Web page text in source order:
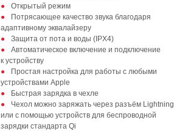
Открытый режим
Потрясающее качество звука благодаря
адаптивному эквалайзеру
Защита от пота и воды (IPX4)
Автоматическое включение и подключение
к устройству
Простая настройка для работы с любыми
устройствами Apple
Быстрая зарядка в чехле
Чехол можно заряжать через разъём Lightning
или с помощью устройств для беспроводной
зарядки стандарта Qi